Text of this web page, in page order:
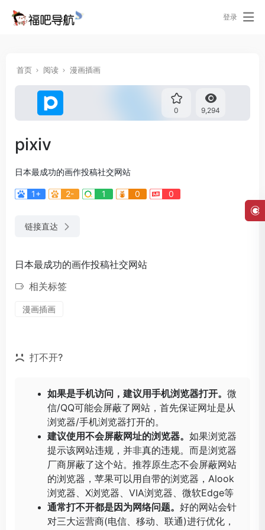
登录
首页 阅读 漫画插画
0 9,294
pixiv
日本最成功的画作投稿社交网站
1+ 2- 1 0 0
链接直达
日本最成功的画作投稿社交网站
相关标签
漫画插画
打不开?
如果是手机访问，建议用手机浏览器打开。 微
信/QQ可能会屏蔽了网站，首先保证网址是从
浏览器/手机浏览器打开的。
建议使用不会屏蔽网址的浏览器。 如果浏览器
提示该网站违规，并非真的违规。而是浏览器
厂商屏蔽了这个站。推荐原生态不会屏蔽网站
的浏览器，苹果可以用自带的浏览器， Alook
浏览器
X浏览器 VIA浏览器 微软Edge等
通常打不开都是因为网络问题。 好的网站会针
对三大运营商(电信、移动、联通)进行优化，